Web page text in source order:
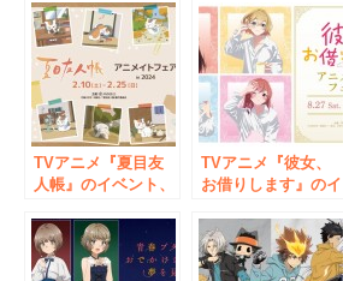
インアビス 烈日の
黄金郷』アニメイト
フェア」の開催が決
定！
TER』Ani-Art アニ
メイトフェア in
2022 Spring」の開
催が決定！
TVアニメ『夏目友
人帳』のイベント、
ニメイトフェア in
2024」の開催が決
定！
TVアニメ『彼女、
お借りします』のイ
お借りします』アニ
メイトフェア」の開
催が決定！